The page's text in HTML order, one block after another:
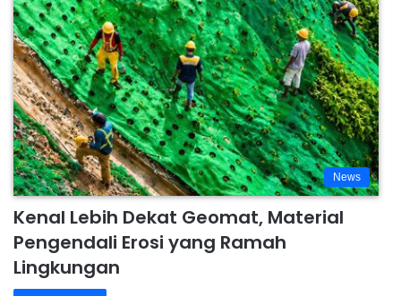
News
Kenal Lebih Dekat Geomat, Material
Pengendali Erosi yang Ramah
Lingkungan